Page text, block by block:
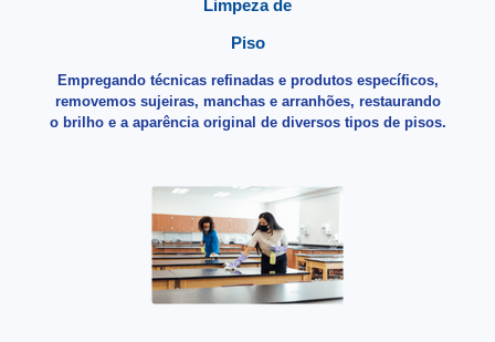
Limpeza de
Piso
Empregando técnicas refinadas e produtos específicos,
removemos sujeiras, manchas e arranhões, restaurando
o brilho e a aparência original de diversos tipos de pisos.